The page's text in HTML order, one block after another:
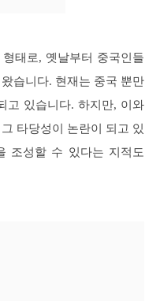
태로, 옛날부터 중국인들
습니다. 현재는 중국 뿐만
고 있습니다. 하지만, 이와
타당성이 논란이 되고 있
조성할 수 있다는 지적도